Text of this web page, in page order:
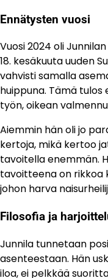
Ennätysten vuosi
Vuosi 2024 oli
18. kesäkuuta uuden
vahvisti samalla
huippuna. Tämä tulos
työn, oikean
Aiemmin hän oli jo
kertoja, mikä kertoo
tavoitella enemmän.
tavoitteena on rikkoa
johon harva
Filosofia ja
Junnila tunnetaan
asenteestaan. Hän
iloa, ei pelkkää